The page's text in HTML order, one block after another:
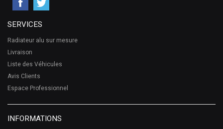
SERVICES
Radiateur alu sur mesure
Livraison
Liste des Véhicules
Avis Clients
Espace Professionnel
INFORMATIONS